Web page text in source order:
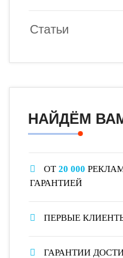
Статьи
НАЙДЁМ
ОТ 20 000
ГАРАНТИЕЙ
ПЕРВЫЕ
ГАРАНТИИ